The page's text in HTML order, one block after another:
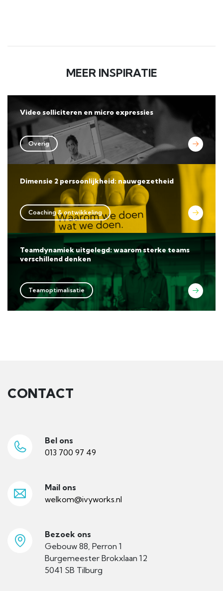
MEER INSPIRATIE
Video solliciteren en micro expressies
Overig
Dimensie 2 persoonlijkheid: nauwgezetheid
Coaching & ontwikkeling
Teamdynamiek uitgelegd: waarom sterke teams
verschillend denken
Teamoptimalisatie
CONTACT
Bel ons
013 700 97 49
Mail ons
welkom@ivyworks.nl
Bezoek ons
Gebouw 88, Perron 1
Burgemeester Brokxlaan 12
5041 SB Tilburg